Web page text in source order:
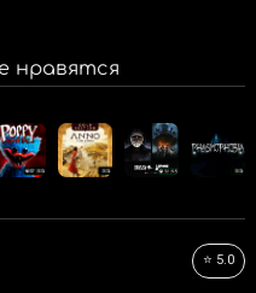
нравятся
⭐ 5.0